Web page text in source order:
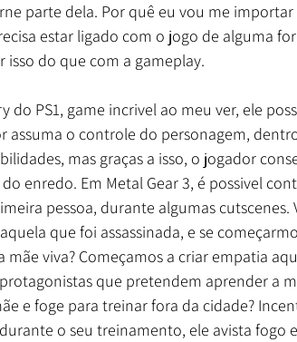
parte dela. Por quê eu vou me
estar ligado com o jogo de alguma
isso do que com a gameplay.
do PS1, game incrivel ao meu ver, ele
assuma o controle do personagem,
mas graças a isso, o jogador
enredo. Em Metal Gear 3, é possivel
pessoa, durante algumas cutscenes.
que foi assassinada, e se
viva? Começamos a criar empatia
que pretendem aprender a
e foge para treinar fora da cidade?
o seu treinamento, ele avista fogo